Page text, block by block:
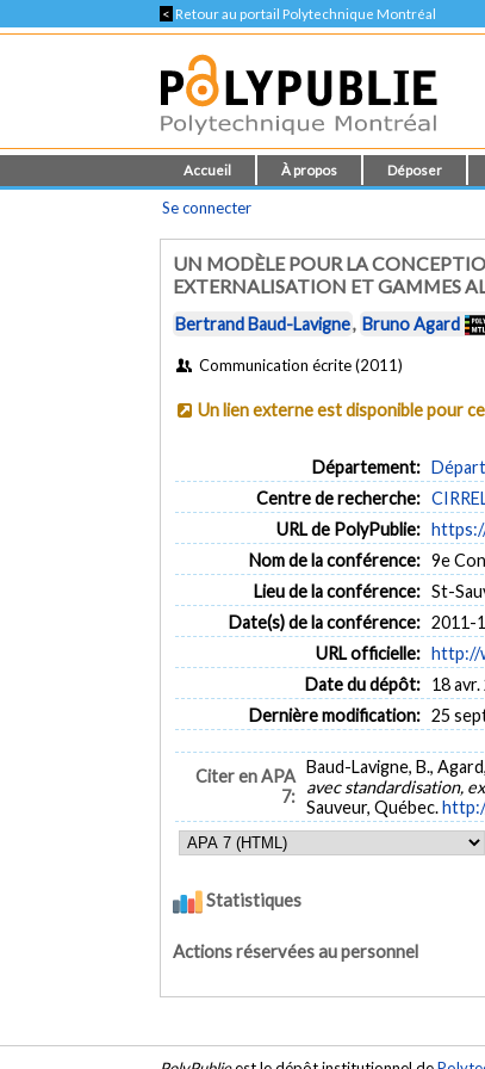
< Retour au portail Polytechnique Montréal
Accueil À propos Déposer
Se connecter
UN MODÈLE POUR LA
EXTERNALISATION ET GAMMES
Bertrand Baud-Lavigne, Bruno Agard
Communication écrite (2011)
Un lien externe est disponible pour
Département:
Centre de recherche:
URL de PolyPublie:
Nom de la conférence: 9e
Lieu de la conférence: St-
Date(s) de la conférence: 2011-
URL officielle: http://
Date du dépôt: 18
Dernière modification: 25
Citer en APA
7:
Baud-Lavigne, B.,
avec standardisation,
Sauveur, Québec.
Statistiques
Actions réservées au personnel